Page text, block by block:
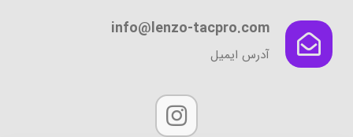
info@lenzo-tacpro.com
آدرس ایمیل